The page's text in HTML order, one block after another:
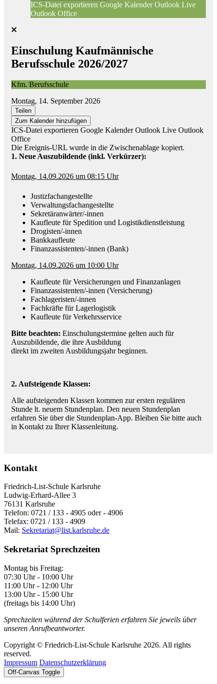
ICS-Datei exportieren Google KalenderOutlook Live
Outlook Office
Einschulung Kaufmännische
Berufsschule 2026/2027
Kfm. Berufsschule
Montag, 14. September 2026
Teilen
Zum Kalender hinzufügen
ICS-Datei exportieren Google KalenderOutlook Live Outlook
Office
Die Ereignis-URL wurde in die Zwischenablage kopiert.
1. Neue Auszubildende (inkl. Verkürzer):
Montag, 14.09.2026 um 08:15 Uhr
Justizfachangestellte
Verwaltungsfachangestellte
Sekretäranwärter/-innen
Kaufleute für Spedition und Logistikdienstleistung
Drogisten/-innen
Bankkaufleute
Finanzassistenten/-innen (Bank)
Montag, 14.09.2026 um 10:00 Uhr
Kaufleute für Versicherungen und Finanzanlagen
Finanzassistenten/-innen (Versicherung)
Fachlageristen/-innen
Fachkräfte für Lagerlogistik
Kaufleute für Verkehrsservice
Bitte beachten: Einschulungstermine gelten auch für
Auszubildende, die ihre Ausbildung
direkt im zweiten Ausbildungsjahr beginnen.
2. Aufsteigende Klassen:
Alle aufsteigenden Klassen kommen zur ersten regulären
Stunde lt. neuem Stundenplan. Den neuen Stundenplan
erfahren Sie über die Stundenplan-App. Bleiben Sie bitte auch
in Kontakt zu Ihrer Klassenleitung.
Kontakt
Friedrich-List-Schule Karlsruhe
Ludwig-Erhard-Allee 3
76131 Karlsruhe
Telefon: 0721 / 133 - 4905 oder - 4906
Telefax: 0721 / 133 - 4909
Mail: Sekretariat@list.karlsruhe.de
Sekretariat Sprechzeiten
Montag bis Freitag:
07:30 Uhr - 10:00 Uhr
11:00 Uhr - 12:00 Uhr
13:00 Uhr - 15:00 Uhr
(freitags bis 14:00 Uhr)
Sprechzeiten während der Schulferien erfahren Sie jeweils über
unseren Anrufbeantworter.
Copyright © Friedrich-List-Schule Karlsruhe 2026. All rights
reserved.
Impressum Datenschutzerklärung
Off-Canvas Toggle